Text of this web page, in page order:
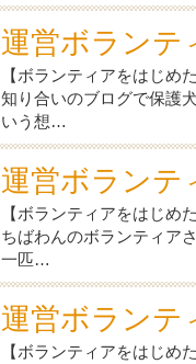
運営ボランテ
【ボランティアをはじめ
知り合いのブログで保護
いう想…
運営ボランテ
【ボランティアをはじめ
ちばわんのボランティア
一匹…
運営ボランテ
【ボランティアをはじめ